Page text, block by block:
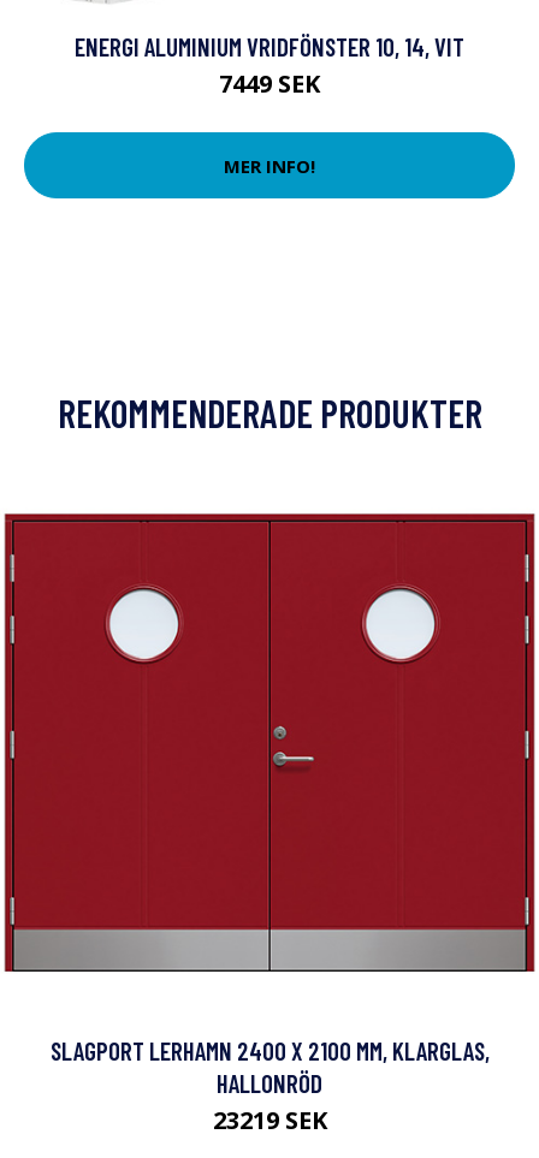
ENERGI ALUMINIUM VRIDFÖNSTER 10, 14, VIT
7449 SEK
MER INFO!
REKOMMENDERADE PRODUKTER
SLAGPORT LERHAMN 2400 X 2100 MM, KLARGLAS,
HALLONRÖD
23219 SEK